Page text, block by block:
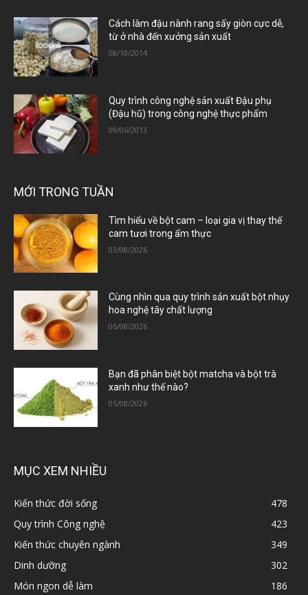
Cách làm đậu nành rang sấy giòn cực dễ,
từ ở nhà đến xưởng sản xuất
08/10/2014
Quy trình công nghệ sản xuất Đậu phụ
(Đậu hũ) trong công nghệ thực phẩm
09/06/2013
MỚI TRONG TUẦN
Tìm hiểu về bột cam – loại gia vị thay thế
cam tươi trong ẩm thực
03/08/2026
Cùng nhìn qua quy trình sản xuất bột nhụy
hoa nghệ tây chất lượng
06/08/2026
Bạn đã phân biệt bột matcha và bột trà
xanh như thế nào?
05/08/2026
MỤC XEM NHIỀU
Kiến thức đời sống
478
Quy trình Công nghệ
423
Kiến thức chuyên ngành
349
Dinh dưỡng
302
Món ngon dễ làm
186